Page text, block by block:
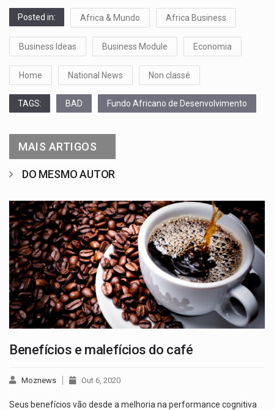
Posted in: Africa & Mundo Africa Business
Business Ideas Business Module Economia
Home National News Non classé
TAGS: BAD Fundo Africano de Desenvolvimento
MAIS ARTIGOS
DO MESMO AUTOR
Benefícios e malefícios do café
Moznews Out 6, 2020
Seus benefícios vão desde a melhoria na performance cognitiva